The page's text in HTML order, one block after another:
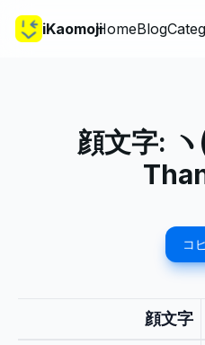
iKaomojiHomeBlog
顔文字:
コ
顔文字